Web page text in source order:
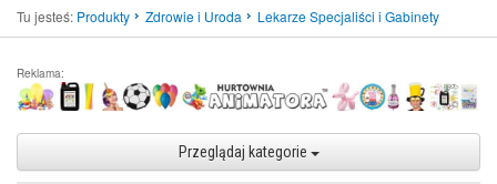
Tu jesteś: Produkty Zdrowie i Uroda Lekarze Specjaliści i Gabinety
Reklama:
Przeglądaj kategorie